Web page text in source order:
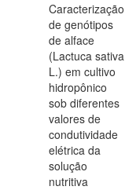
Caracterização
de genótipos
de alface
(Lactuca sativa
L.) em cultivo
hidropônico
sob diferentes
valores de
condutividade
elétrica da
solução
nutritiva